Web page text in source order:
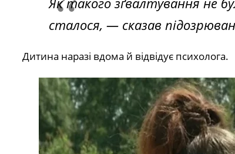
сталося, — сказав
Дитина наразі вдома й відвідує психолога.